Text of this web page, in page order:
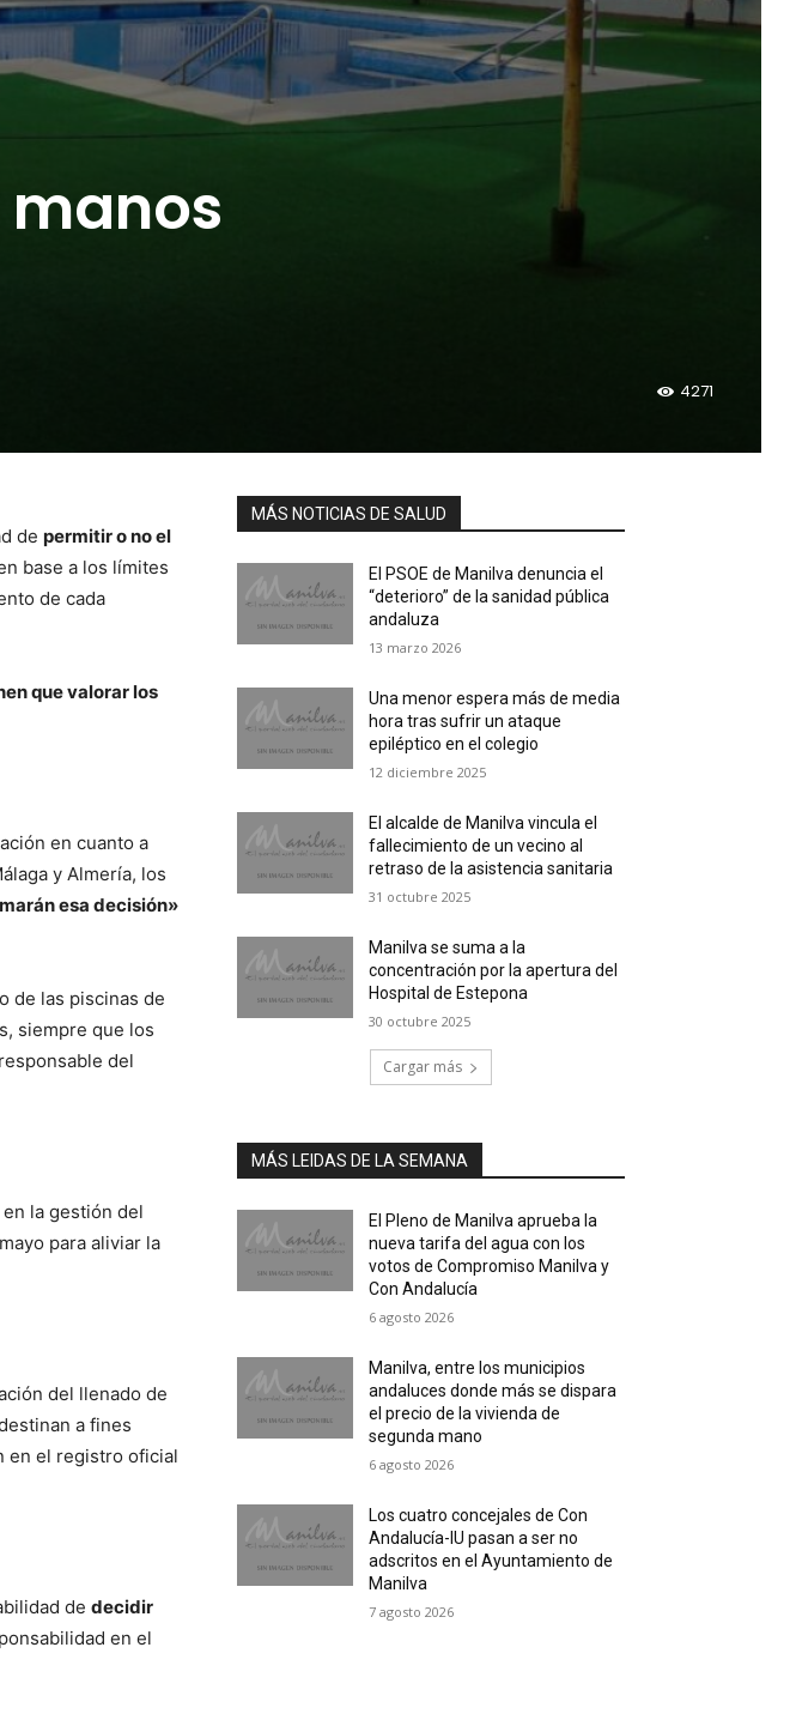
4271
de permitir o no el
base a los límites
de cada
que valorar los
en cuanto a
y Almería, los
esa decisión»
de las piscinas de
siempre que los
del
en la gestión del
para aliviar la
del llenado de
a fines
en el registro oficial
de decidir
en el
MÁS NOTICIAS DE SALUD
El PSOE de Manilva denuncia el
“deterioro” de la sanidad pública
andaluza
13 marzo 2026
Una menor espera más de media
hora tras sufrir un ataque
epiléptico en el colegio
12 diciembre 2025
El alcalde de Manilva vincula el
fallecimiento de un vecino al
retraso de la asistencia sanitaria
31 octubre 2025
Manilva se suma a la
concentración por la apertura del
Hospital de Estepona
30 octubre 2025
Cargar más
MÁS LEIDAS DE LA SEMANA
El Pleno de Manilva aprueba la
nueva tarifa del agua con los
votos de Compromiso Manilva y
Con Andalucía
6 agosto 2026
Manilva, entre los municipios
andaluces donde más se dispara
el precio de la vivienda de
segunda mano
6 agosto 2026
Los cuatro concejales de Con
Andalucía-IU pasan a ser no
adscritos en el Ayuntamiento de
Manilva
7 agosto 2026